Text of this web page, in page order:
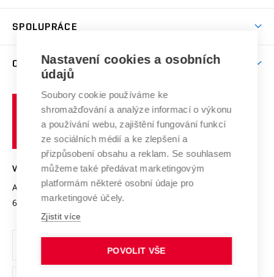
Brno
Celoživotní vzdělávání
E-přihláška
Harmonogram akademického roku
Závěrečné práce
Doktorské studium
Zpracování osobních údajů studentů
Sociální bezpečí
Studium bez bariér
Podpora podnikání
Mezinárodní vědecká rada
Systém zajišťování kvality výzkumu
Výzkumné infrastruktury
Transfer znalostí
Open Science
Projekty
Projekty ze strukturálních fondů
Specifický výzkum
SPOLUPRÁCE
Zahraniční spolupráce
Spolupráce se školami
Služby univerzity
Mezinárodní dohody
Univerzitní sítě
O UNIVERZITĚ
Profil univerzity
Udržitelná univerzita
Podnikavá univerzita / ContriBUTe
Bezpečná univerzita
Vyznamenání
Organizační struktura
Ochrana osobních údajů
učení
technické
VYSOKÉ UČENÍ TECHNICKÉ V BRNĚ
Antonínská 548/1
602 00 Brno
www.vut.cz
vut@vutbr.cz
Nastavení cookies a osobních
údajů
Soubory cookie používáme ke
shromažďování a analýze informací o výkonu
a používání webu, zajištění fungování funkcí
ze sociálních médií a ke zlepšení a
přizpůsobení obsahu a reklam. Se souhlasem
můžeme také předávat marketingovým
platformám některé osobní údaje pro
marketingové účely.
Zjistit více
POVOLIT VŠE